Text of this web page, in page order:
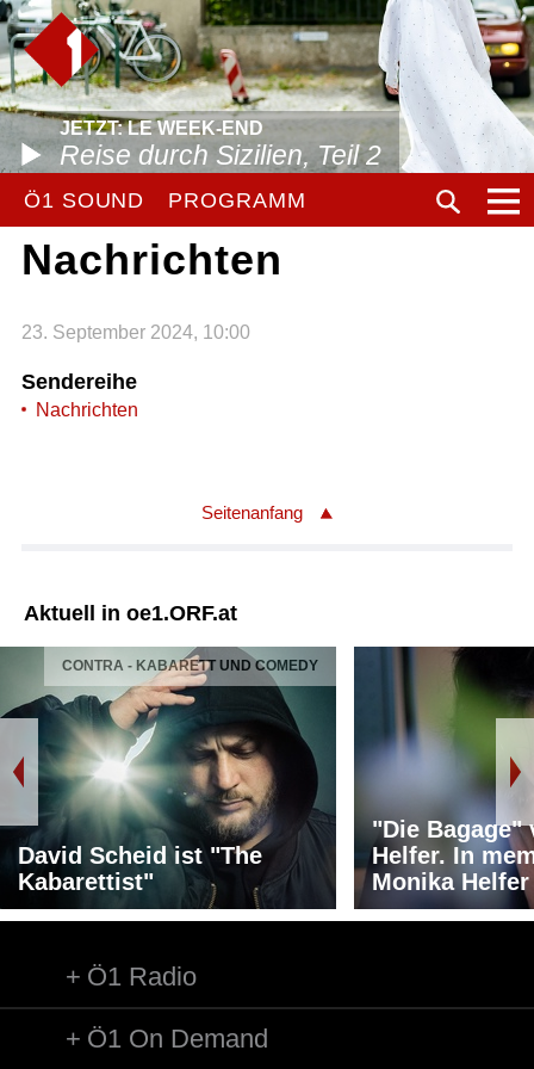
JETZT: LE WEEK-END
Reise durch Sizilien, Teil 2
Ö1 SOUND PROGRAMM
Nachrichten
23. September 2024, 10:00
Sendereihe
Nachrichten
Seitenanfang
Aktuell in oe1.ORF.at
CONTRA - KABARETT UND COMEDY
David Scheid ist "The
Kabarettist"
"Die Bagage"
Helfer. In
Monika Helfer
Ö1 Radio
Ö1 On Demand